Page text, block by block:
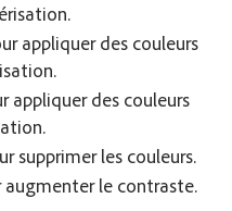
appliquer des couleurs
appliquer des couleurs
supprimer les couleurs.
augmenter le contraste.